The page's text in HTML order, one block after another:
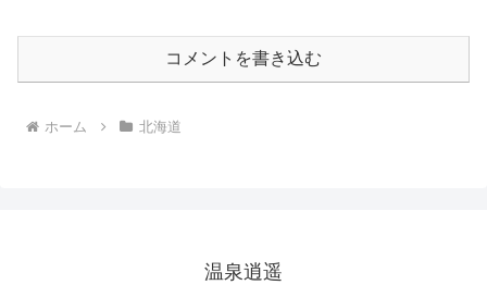
コメントを書き込む
ホーム 北海道
温泉逍遥